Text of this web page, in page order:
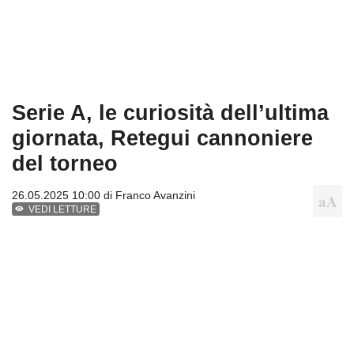
Serie A, le curiosità dell’ultima
giornata, Retegui cannoniere
del torneo
26.05.2025 10:00 di Franco Avanzini
VEDI LETTURE